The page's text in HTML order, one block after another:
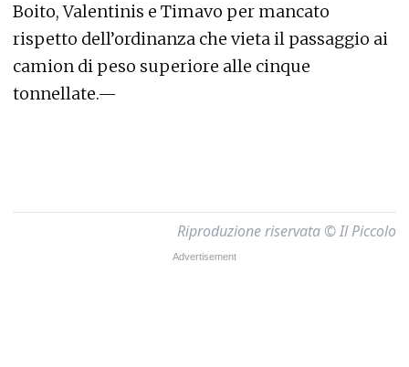
Boito, Valentinis e Timavo per mancato
rispetto dell’ordinanza che vieta il passaggio ai
camion di peso superiore alle cinque
tonnellate.—
Riproduzione riservata © Il Piccolo